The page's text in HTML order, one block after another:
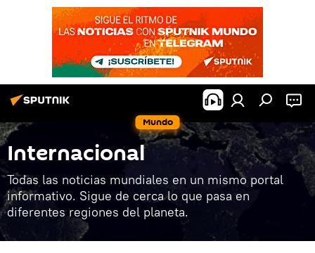
Mundo
Internacional
Todas las noticias mundiales en un mismo portal
informativo. Sigue de cerca lo que pasa en
diferentes regiones del planeta.